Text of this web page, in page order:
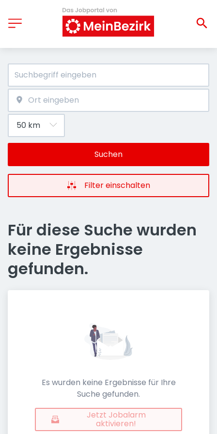
Suchen
Filter einschalten
Für diese Suche wurden
keine Ergebnisse
gefunden.
Es wurden keine Ergebnisse für Ihre
Suche gefunden.
Jetzt Jobalarm
aktivieren!